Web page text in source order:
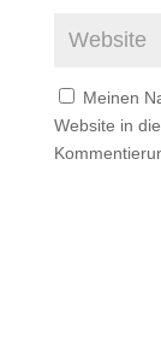
Meinen
Website in